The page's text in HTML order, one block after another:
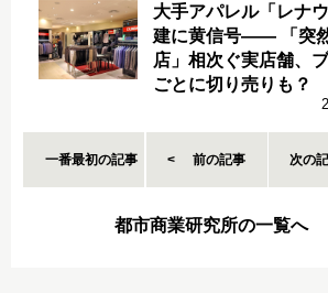
大手アパレル「レナ
建に黄信号―― 「突
店」相次ぐ実店舗、
ごとに切り売りも？
一番最初の記事 前の記事 次の
都市商業研究所の一覧へ